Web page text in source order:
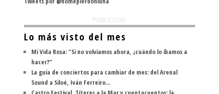
PUBLICIDAD
Lo más visto del mes
Mi Vida Rosa: "Si no volvíamos ahora, ¿cuándo lo íbamos a
hacer?"
La guía de conciertos para cambiar de mes: del Arenal
Sound a Siloé, Iván Ferreiro...